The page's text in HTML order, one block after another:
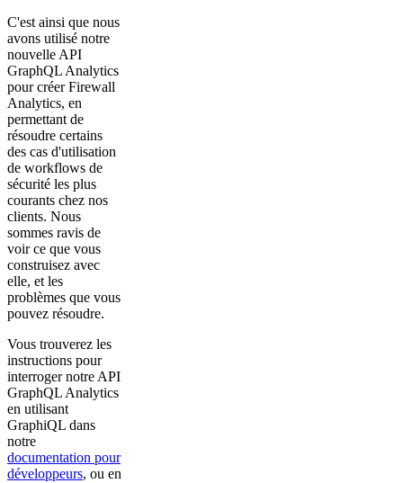
C'est ainsi que nous
avons utilisé notre
nouvelle API
GraphQL Analytics
pour créer Firewall
Analytics, en
permettant de
résoudre certains
des cas d'utilisation
de workflows de
sécurité les plus
courants chez nos
clients. Nous
sommes ravis de
voir ce que vous
construisez avec
elle, et les
problèmes que vous
pouvez résoudre.
Vous trouverez les
instructions pour
interroger notre API
GraphQL Analytics
en utilisant
GraphiQL dans
notre
documentation pour
développeurs, ou en